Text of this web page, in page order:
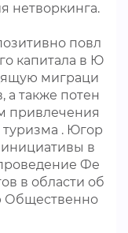
нетворкинга.
повл
капитала в Ю
миграци
а также потен
привлечения
. Югор
инициативы в
Фе
в области об
Общественно